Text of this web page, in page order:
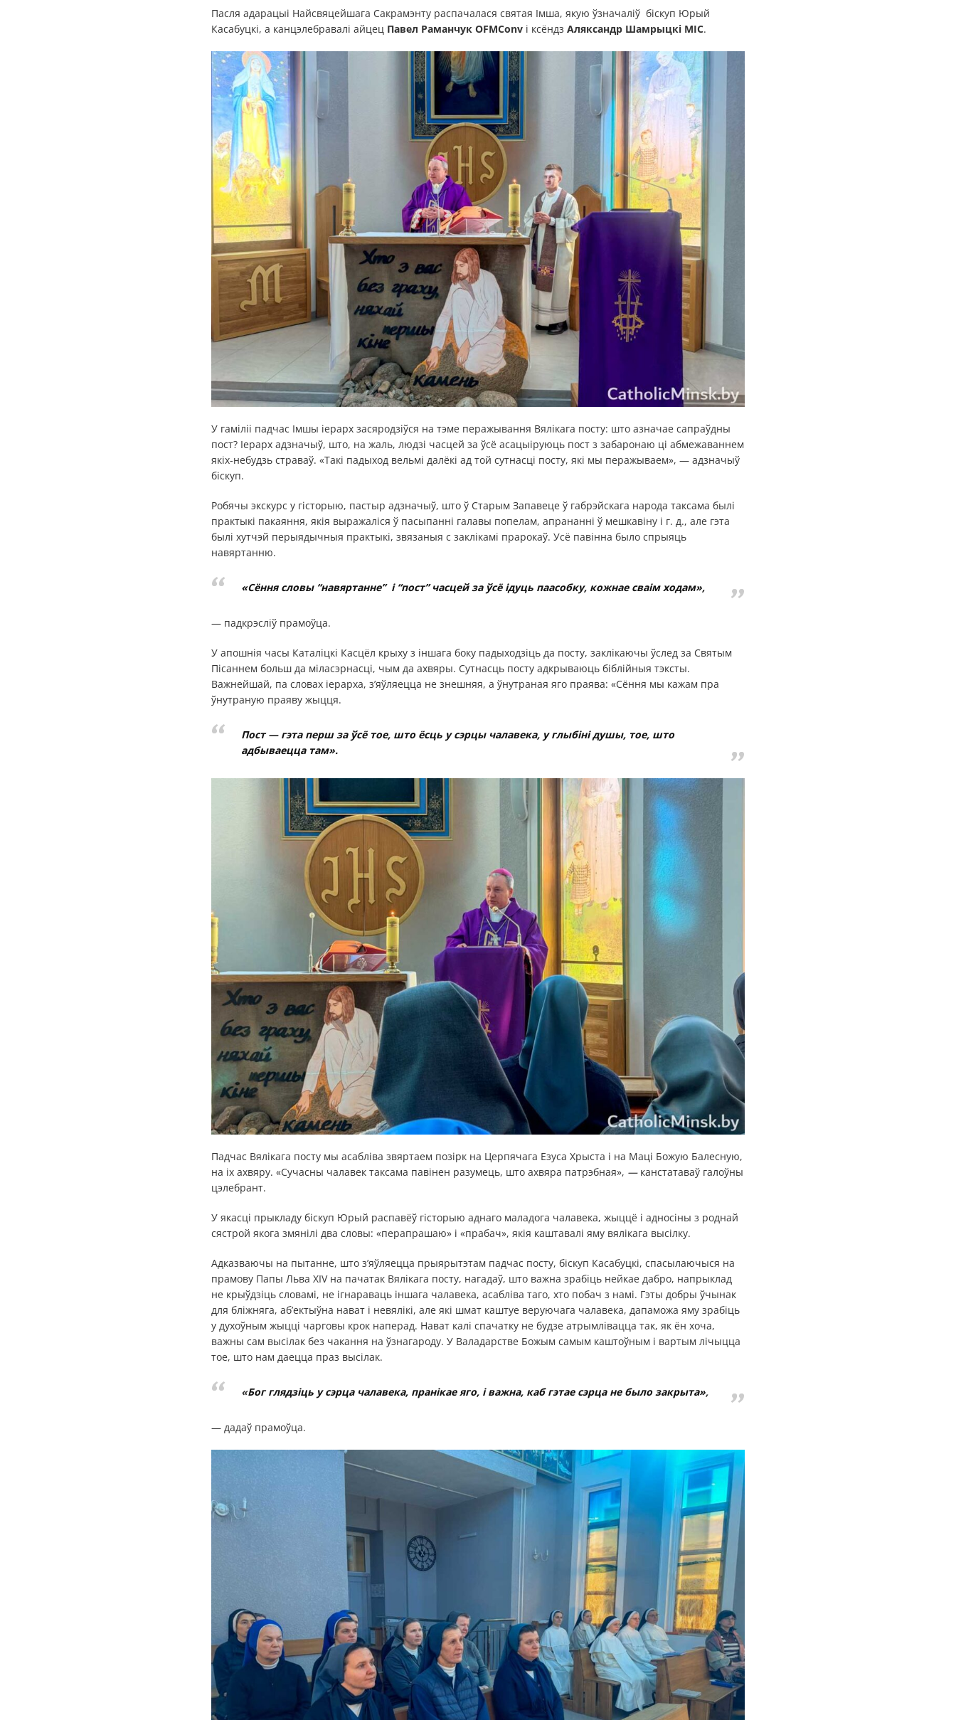
Пасля адарацыі Найсвяцейшага Сакрамэнту распачалася святая Імша, якую ўзначаліў біскуп Юрый
Касабуцкі, а канцэлебравалі айцец Павел Раманчук OFMConv і ксёндз Аляксандр Шамрыцкі MIC.
У гаміліі падчас Імшы іерарх засяродзіўся на тэме перажывання Вялікага посту: што азначае сапраўдны
пост? Іерарх адзначыў, што, на жаль, людзі часцей за ўсё асацыіруюць пост з забаронаю ці абмежаваннем
якіх-небудзь страваў. «Такі падыход вельмі далёкі ад той сутнасці посту, які мы перажываем», — адзначыў
біскуп.
Робячы экскурс у гісторыю, пастыр адзначыў, што ў Старым Запавеце ў габрэйскага народа таксама былі
практыкі пакаяння, якія выражаліся ў пасыпанні галавы попелам, апрананні ў мешкавіну і г. д., але гэта
былі хутчэй перыядычныя практыкі, звязаныя с заклікамі прарокаў. Усё павінна было спрыяць
навяртанню.
«Сёння словы “навяртанне” і “пост” часцей за ўсё ідуць паасобку, кожнае сваім ходам»,
— падкрэсліў прамоўца.
У апошнія часы Каталіцкі Касцёл крыху з іншага боку падыходзіць да посту, заклікаючы ўслед за Святым
Пісаннем больш да міласэрнасці, чым да ахвяры. Сутнасць посту адкрываюць біблійныя тэксты.
Важнейшай, па словах іерарха, з’яўляецца не знешняя, а ўнутраная яго праява: «Сёння мы кажам пра
ўнутраную праяву жыцця.
Пост — гэта перш за ўсё тое, што ёсць у сэрцы чалавека, у глыбіні душы, тое, што
адбываецца там».
Падчас Вялікага посту мы асабліва звяртаем позірк на Церпячага Езуса Хрыста і на Маці Божую Балесную,
на іх ахвяру. «Сучасны чалавек таксама павінен разумець, што ахвяра патрэбная», —канстатаваў галоўны
цэлебрант.
У якасці прыкладу біскуп Юрый распавёў гісторыю аднаго маладога чалавека, жыццё і адносіны з роднай
сястрой якога змянілі два словы: «перапрашаю» і «прабач», якія каштавалі яму вялікага высілку.
Адказваючы на пытанне, што з’яўляецца прыярытэтам падчас посту, біскуп Касабуцкі, спасылаючыся на
прамову Папы Льва XIV на пачатак Вялікага посту, нагадаў, што важна зрабіць нейкае дабро, напрыклад
не крыўдзіць словамі, не ігнараваць іншага чалавека, асабліва таго, хто побач з намі. Гэты добры ўчынак
для бліжняга, аб’ектыўна нават і невялікі, але які шмат каштуе веруючага чалавека, дапаможа яму зрабіць
у духоўным жыцці чарговы крок наперад. Нават калі спачатку не будзе атрымлівацца так, як ён хоча,
важны сам высілак без чакання на ўзнагароду. У Валадарстве Божым самым каштоўным і вартым лічыцца
тое, што нам даецца праз высілак.
«Бог глядзіць у сэрца чалавека, пранікае яго, і важна, каб гэтае сэрца не было закрыта»,
— дадаў прамоўца.